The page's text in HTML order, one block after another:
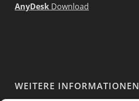
AnyDesk Download
WEITERE INFORMATIONEN